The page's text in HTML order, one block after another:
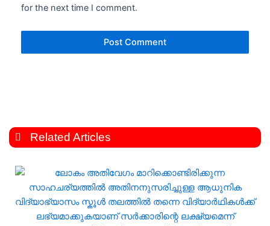
for the next time I comment.
Related Articles